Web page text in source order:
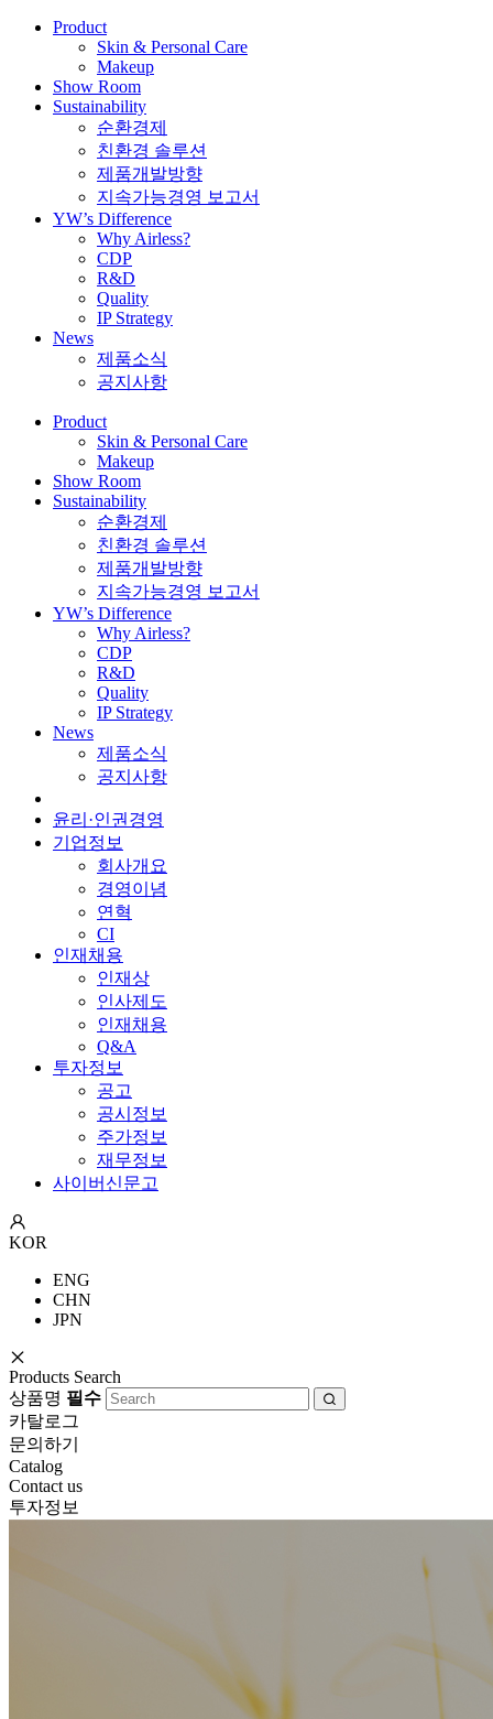
Product
Skin & Personal Care
Makeup
Show Room
Sustainability
순환경제
친환경 솔루션
제품개발방향
지속가능경영 보고서
YW’s Difference
Why Airless?
CDP
R&D
Quality
IP Strategy
News
제품소식
공지사항
Product
Skin & Personal Care
Makeup
Show Room
Sustainability
순환경제
친환경 솔루션
제품개발방향
지속가능경영 보고서
YW’s Difference
Why Airless?
CDP
R&D
Quality
IP Strategy
News
제품소식
공지사항
윤리·인권경영
기업정보
회사개요
경영이념
연혁
CI
인재채용
인재상
인사제도
인재채용
Q&A
투자정보
공고
공시정보
주가정보
재무정보
사이버신문고
KOR
ENG
CHN
JPN
Products Search
상품명 필수
카탈로그
문의하기
Catalog
Contact us
투자정보